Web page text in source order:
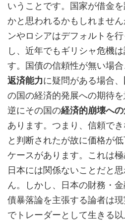
いうことです。国家が借金
かと思われるかもしれませ
ンやロシアはデフォルトを
し、近年でもギリシャ危機
す。国債の信頼性が無い場
返済能力に疑問がある場合、
の国の経済的発展への期待を
逆にその国の経済的崩壊へ
あります。つまり、信頼で
と判断されたが故に価格が
ケースがあります。これは
日本には関係ないことだと
ん。しかし、日本の財務・
債暴落論を主張する論者は
でトレーダーとして生きる